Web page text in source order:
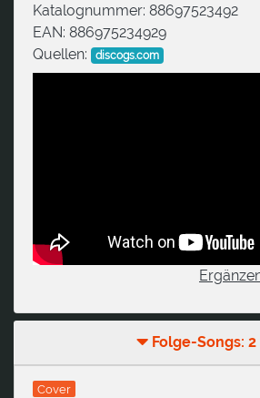
Katalognummer: 88697523492
EAN: 886975234929
Quellen:
discogs.com
Folge-Songs: 2
Cover